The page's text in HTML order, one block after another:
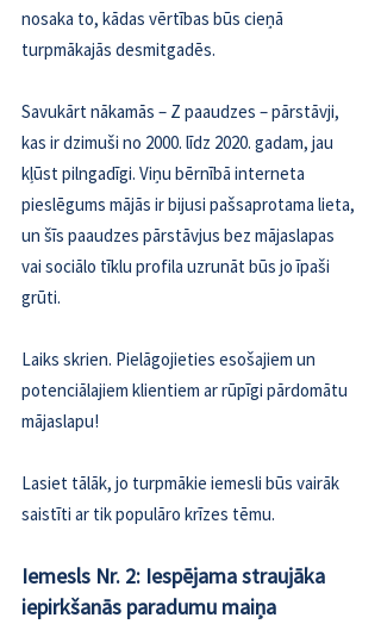
nosaka to, kādas vērtības būs cieņā
turpmākajās desmitgadēs.
Savukārt nākamās – Z paaudzes – pārstāvji,
kas ir dzimuši no 2000. līdz 2020. gadam, jau
kļūst pilngadīgi. Viņu bērnībā interneta
pieslēgums mājās ir bijusi pašsaprotama lieta,
un šīs paaudzes pārstāvjus bez mājaslapas
vai sociālo tīklu profila uzrunāt būs jo īpaši
grūti.
Laiks skrien. Pielāgojieties esošajiem un
potenciālajiem klientiem ar rūpīgi pārdomātu
mājaslapu!
Lasiet tālāk, jo turpmākie iemesli būs vairāk
saistīti ar tik populāro krīzes tēmu.
Iemesls Nr. 2: Iespējama straujāka
iepirkšanās paradumu maiņa